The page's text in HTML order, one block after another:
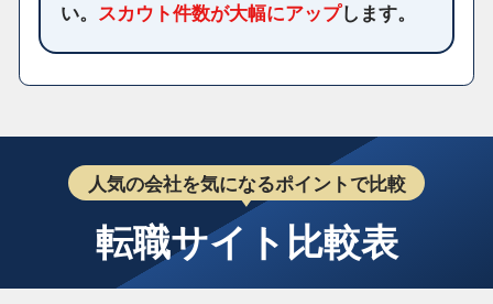
い。
スカウト件数が大幅にアップします。
人気の会社を気になるポイントで比較
転職サイト比較表